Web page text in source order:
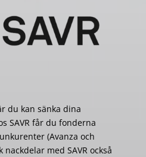
du kan sänka dina
SAVR får du fonderna
(Avanza och
med SAVR också